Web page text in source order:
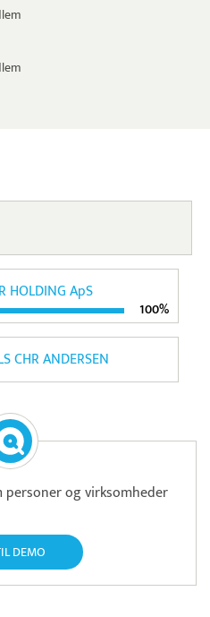
HOLDING ApS
100%
CHR ANDERSEN
personer og virksomheder
DEMO